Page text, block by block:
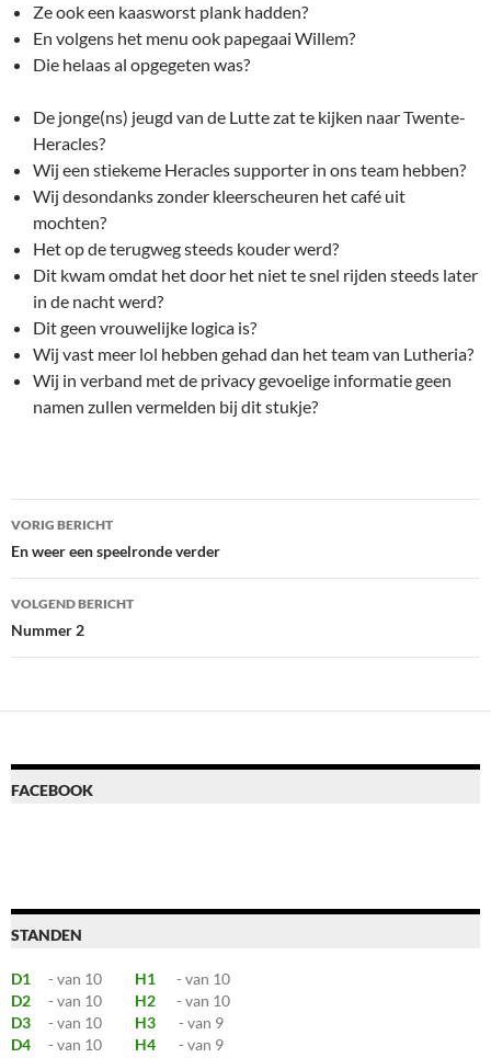
Ze ook een kaasworst plank hadden?
En volgens het menu ook papegaai Willem?
Die helaas al opgegeten was?
De jonge(ns) jeugd van de Lutte zat te kijken naar Twente-
Heracles?
Wij een stiekeme Heracles supporter in ons team hebben?
Wij desondanks zonder kleerscheuren het café uit
mochten?
Het op de terugweg steeds kouder werd?
Dit kwam omdat het door het niet te snel rijden steeds later
in de nacht werd?
Dit geen vrouwelijke logica is?
Wij vast meer lol hebben gehad dan het team van Lutheria?
Wij in verband met de privacy gevoelige informatie geen
namen zullen vermelden bij dit stukje?
Bericht
navigatie
VORIG BERICHT
En weer een speelronde verder
VOLGEND BERICHT
Nummer 2
FACEBOOK
STANDEN
D1 - van 10 H1
- van 10
D2
- van 10 H2
- van 10
D3
- van 10 H3
- van 9
D4
- van 10 H4
- van 9